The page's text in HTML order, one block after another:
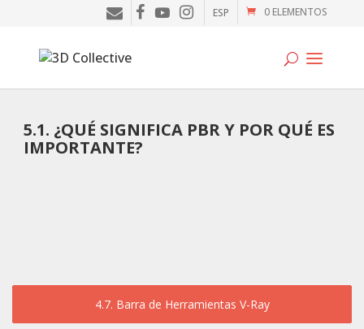
Tutoriales
Cursos
Tienda
Mi Cuenta
0 ELEMENTOS
ESP
5.1. ¿QUÉ SIGNIFICA PBR Y POR QUÉ ES
IMPORTANTE?
4.7. Barra de Herramientas V-Ray